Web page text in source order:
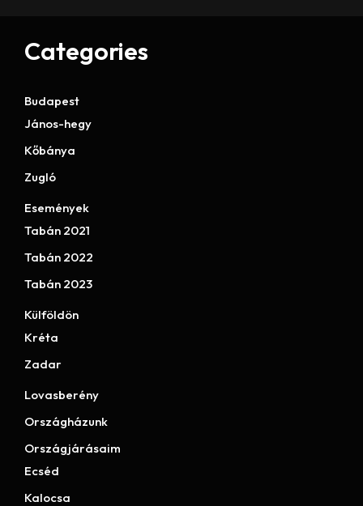
Categories
Budapest
János-hegy
Kőbánya
Zugló
Események
Tabán 2021
Tabán 2022
Tabán 2023
Külföldön
Kréta
Zadar
Lovasberény
Országházunk
Országjárásaim
Ecséd
Kalocsa